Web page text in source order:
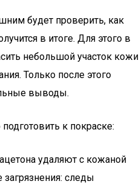
будет проверить, как
в итоге. Для этого в
небольшой участок кожи
Только после этого
выводы.
к покраске:
удаляют с кожаной
следы